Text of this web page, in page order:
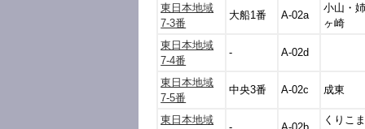
東日本地域
7-3番
大船1番 A-02a
小山・
ヶ崎
東日本地域
7-4番
- A-02d
東日本地域
7-5番
中央3番 A-02c 成東
東日本地域
くりこ